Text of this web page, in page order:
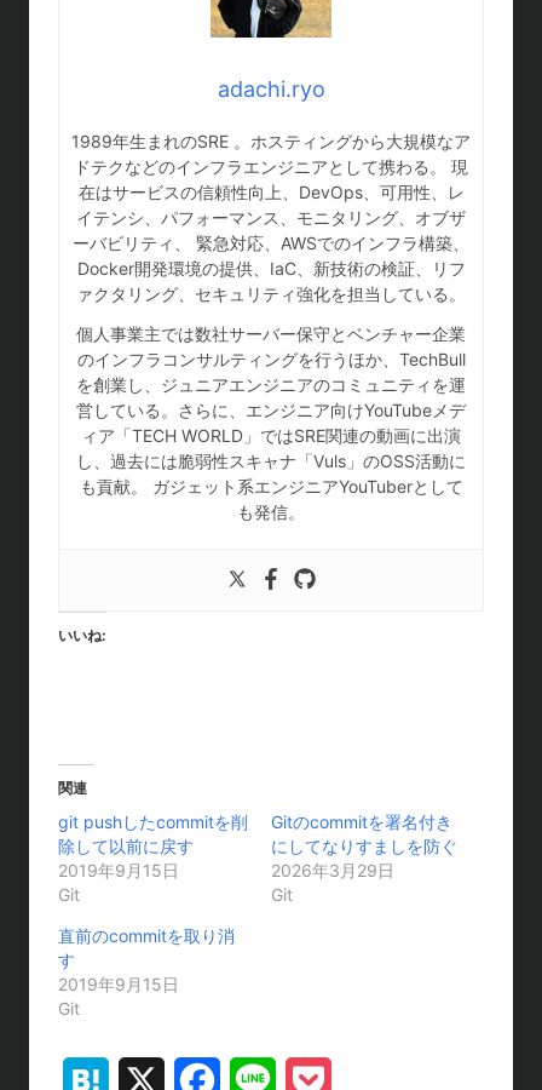
adachi.ryo
1989年生まれのSRE 。ホスティングから大規模なア
ドテクなどのインフラエンジニアとして携わる。 現
在はサービスの信頼性向上、DevOps、可用性、レ
イテンシ、パフォーマンス、モニタリング、オブザ
ーバビリティ、 緊急対応、AWSでのインフラ構築、
Docker開発環境の提供、IaC、新技術の検証、リフ
ァクタリング、セキュリティ強化を担当している。
個人事業主では数社サーバー保守とベンチャー企業
のインフラコンサルティングを行うほか、TechBull
を創業し、ジュニアエンジニアのコミュニティを運
営している。さらに、エンジニア向けYouTubeメデ
ィア「TECH WORLD」ではSRE関連の動画に出演
し、過去には脆弱性スキャナ「Vuls」のOSS活動に
も貢献。 ガジェット系エンジニアYouTuberとして
も発信。
いいね:
関連
git pushしたcommitを削
除して以前に戻す
2019年9月15日
Git
Gitのcommitを署名付き
にしてなりすましを防ぐ
2026年3月29日
Git
直前のcommitを取り消
す
2019年9月15日
Git